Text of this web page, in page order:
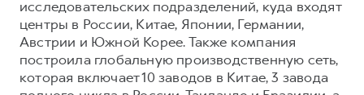
исследовательских подразделений, куда входят
центры в России, Китае, Японии, Германии,
Австрии и Южной Корее. Также компания
построила глобальную производственную сеть,
которая включает 10 заводов в Китае, 3 завода